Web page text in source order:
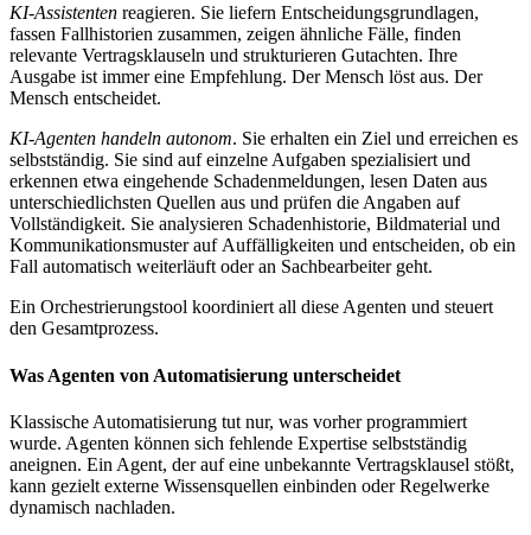
KI-Assistenten reagieren. Sie liefern Entscheidungsgrundlagen,
fassen Fallhistorien zusammen, zeigen ähnliche Fälle, finden
relevante Vertragsklauseln und strukturieren Gutachten. Ihre
Ausgabe ist immer eine Empfehlung. Der Mensch löst aus. Der
Mensch entscheidet.
KI-Agenten handeln autonom. Sie erhalten ein Ziel und erreichen es
selbstständig. Sie sind auf einzelne Aufgaben spezialisiert und
erkennen etwa eingehende Schadenmeldungen, lesen Daten aus
unterschiedlichsten Quellen aus und prüfen die Angaben auf
Vollständigkeit. Sie analysieren Schadenhistorie, Bildmaterial und
Kommunikationsmuster auf Auffälligkeiten und entscheiden, ob ein
Fall automatisch weiterläuft oder an Sachbearbeiter geht.
Ein Orchestrierungstool koordiniert all diese Agenten und steuert
den Gesamtprozess.
Was Agenten von Automatisierung unterscheidet
Klassische Automatisierung tut nur, was vorher programmiert
wurde. Agenten können sich fehlende Expertise selbstständig
aneignen. Ein Agent, der auf eine unbekannte Vertragsklausel stößt,
kann gezielt externe Wissensquellen einbinden oder Regelwerke
dynamisch nachladen.